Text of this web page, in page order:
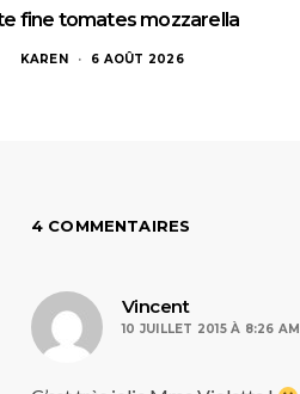
fine tomates mozzarella
KAREN 6 AOÛT 2026
4 COMMENTAIRES
Vincentdit :
10 JUILLET 2015 À 8:26 AM